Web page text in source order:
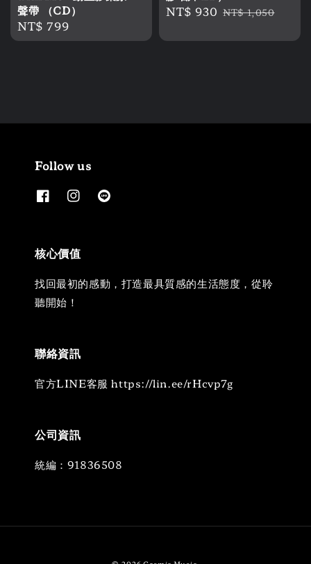
聲帶 （CD）
Regular
price
NT$ 799
Sale
NT$ 930 Regular
NT$ 1,050
Follow us
核心價值
找回最初的感動，打造最具質感的生活態度，從聆
聽開始！
聯絡資訊
官方LINE客服 https://lin.ee/rHcvp7g
公司資訊
統編：91836508